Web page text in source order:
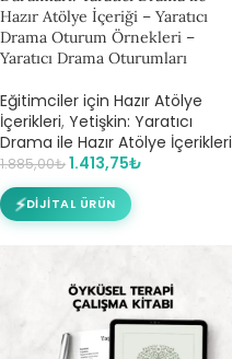
Hazır Atölye İçeriği – Yaratıcı
Drama Oturum Örnekleri –
Yaratıcı Drama Oturumları
Eğitimciler için Hazır Atölye
İçerikleri, Yetişkin: Yaratıcı
Drama ile Hazır Atölye İçerikleri
1.885,00₺1.413,75₺
⚡DIJITAL ÜRÜN